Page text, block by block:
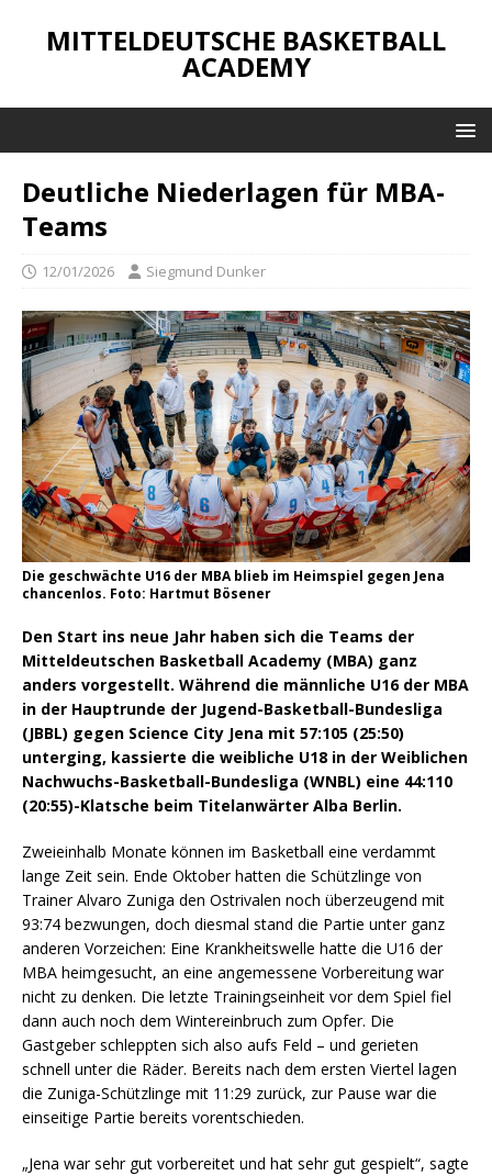
MITTELDEUTSCHE BASKETBALL
ACADEMY
Deutliche Niederlagen für MBA-
Teams
12/01/2026 Siegmund Dunker
Die geschwächte U16 der MBA blieb im Heimspiel gegen Jena
chancenlos. Foto: Hartmut Bösener
Den Start ins neue Jahr haben sich die Teams der
Mitteldeutschen Basketball Academy (MBA) ganz
anders vorgestellt. Während die männliche U16 der MBA
in der Hauptrunde der Jugend-Basketball-Bundesliga
(JBBL) gegen Science City Jena mit 57:105 (25:50)
unterging, kassierte die weibliche U18 in der Weiblichen
Nachwuchs-Basketball-Bundesliga (WNBL) eine 44:110
(20:55)-Klatsche beim Titelanwärter Alba Berlin.
Zweieinhalb Monate können im Basketball eine verdammt
lange Zeit sein. Ende Oktober hatten die Schützlinge von
Trainer Alvaro Zuniga den Ostrivalen noch überzeugend mit
93:74 bezwungen, doch diesmal stand die Partie unter ganz
anderen Vorzeichen: Eine Krankheitswelle hatte die U16 der
MBA heimgesucht, an eine angemessene Vorbereitung war
nicht zu denken. Die letzte Trainingseinheit vor dem Spiel fiel
dann auch noch dem Wintereinbruch zum Opfer. Die
Gastgeber schleppten sich also aufs Feld – und gerieten
schnell unter die Räder. Bereits nach dem ersten Viertel lagen
die Zuniga-Schützlinge mit 11:29 zurück, zur Pause war die
einseitige Partie bereits vorentschieden.
„Jena war sehr gut vorbereitet und hat sehr gut gespielt“, sagte